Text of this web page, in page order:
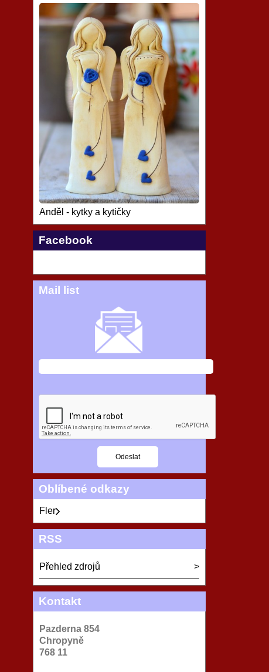
Anděl - kytky a kytičky
Facebook
Mail list
Oblíbené odkazy
Fler
RSS
Přehled zdrojů
Kontakt
Pazderna 854
Chropyně
768 11